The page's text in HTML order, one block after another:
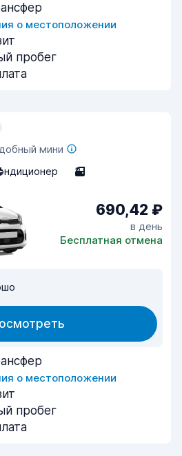
о местоположении
пробег
мини
3
690,42 ₽
в день
Бесплатная отмена
о местоположении
пробег